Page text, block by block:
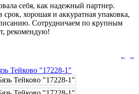
себя, как надежный партнер.
хорошая и аккуратная упаковка,
Сотрудничаем по крупным
рекомендую!
← →